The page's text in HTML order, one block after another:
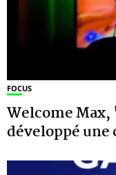
FOCUS
Welcome Max,
développé une